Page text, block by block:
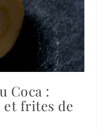
Coca :
et frites de